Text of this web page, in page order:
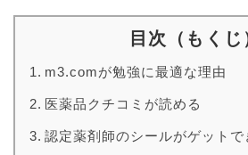
目次（もくじ
m3.comが勉強に最適な理由
医薬品クチコミが読める
認定薬剤師のシールがゲットで